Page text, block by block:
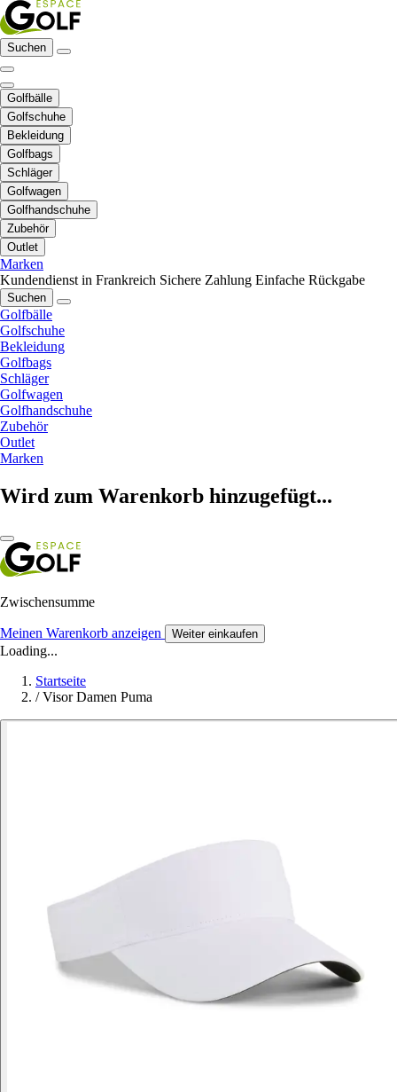
Suchen
Golfbälle
Golfschuhe
Bekleidung
Golfbags
Schläger
Golfwagen
Golfhandschuhe
Zubehör
Outlet
Marken
Kundendienst in Frankreich Sichere Zahlung Einfache Rückgabe
Suchen
Golfbälle
Golfschuhe
Bekleidung
Golfbags
Schläger
Golfwagen
Golfhandschuhe
Zubehör
Outlet
Marken
Wird zum Warenkorb hinzugefügt...
Zwischensumme
Meinen Warenkorb anzeigen Weiter einkaufen
Loading...
Startseite
/ Visor Damen Puma